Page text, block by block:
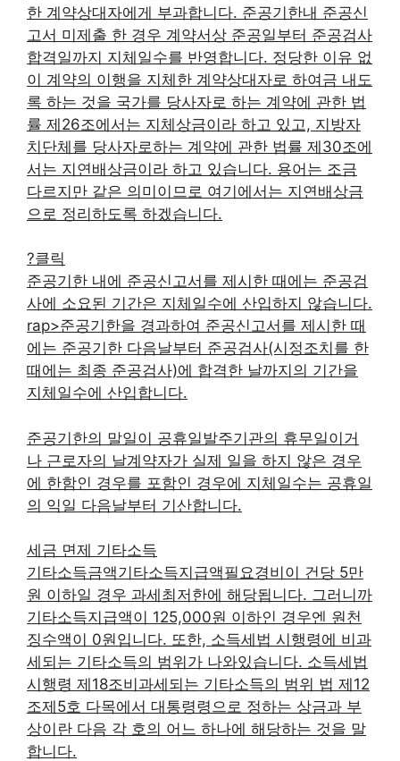
한 계약상대자에게 부과합니다. 준공기한내 준공신
고서 미제출 한 경우 계약서상 준공일부터 준공검사
합격일까지 지체일수를 반영합니다. 정당한 이유 없
이 계약의 이행을 지체한 계약상대자로 하여금 내도
록 하는 것을 국가를 당사자로 하는 계약에 관한 법
률 제26조에서는 지체상금이라 하고 있고, 지방자
치단체를 당사자로하는 계약에 관한 법률 제30조에
서는 지연배상금이라 하고 있습니다. 용어는 조금
다르지만 같은 의미이므로 여기에서는 지연배상금
으로 정리하도록 하겠습니다.
?클릭
준공기한 내에 준공신고서를 제시한 때에는 준공검
사에 소요된 기간은 지체일수에 산입하지 않습니다.
rap>준공기한을 경과하여 준공신고서를 제시한 때
에는 준공기한 다음날부터 준공검사(시정조치를 한
때에는 최종 준공검사)에 합격한 날까지의 기간을
지체일수에 산입합니다.
준공기한의 말일이 공휴일발주기관의 휴무일이거
나 근로자의 날계약자가 실제 일을 하지 않은 경우
에 한함인 경우를 포함인 경우에 지체일수는 공휴일
의 익일 다음날부터 기산합니다.
세금 면제 기타소득
기타소득금액기타소득지급액필요경비이 건당 5만
원 이하일 경우 과세최저한에 해당됩니다. 그러니까
기타소득지급액이 125,000원 이하인 경우엔 원천
징수액이 0원입니다. 또한, 소득세법 시행령에 비과
세되는 기타소득의 범위가 나와있습니다. 소득세법
시행령 제18조비과세되는 기타소득의 범위 법 제12
조제5호 다목에서 대통령령으로 정하는 상금과 부
상이란 다음 각 호의 어느 하나에 해당하는 것을 말
합니다.